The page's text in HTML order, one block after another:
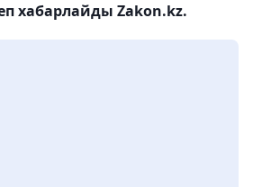
хабарлайды Zakon.kz.